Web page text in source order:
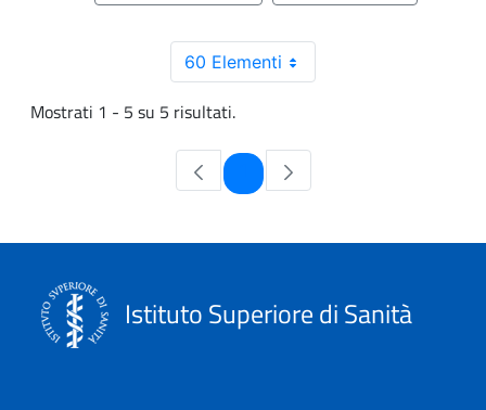
60 Elementi
Mostrati 1 - 5 su 5 risultati.
Pagina
Istituto Superiore di Sanità